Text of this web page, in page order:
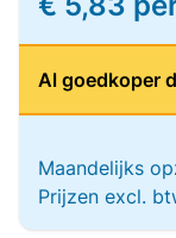
Al goedkoper
Maandelijks
Prijzen excl.